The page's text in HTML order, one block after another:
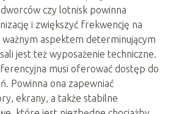
dworców czy lotnisk powinna
i zwiększyć frekwencję na
aspektem determinującym
jest też wyposażenie techniczne.
musi oferować dostęp do
Powinna ona zapewniać
ekrany, a także stabilne